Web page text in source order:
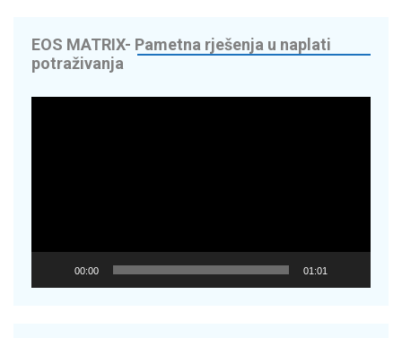
EOS MATRIX- Pametna rješenja u naplati
potraživanja
00:00 01:01